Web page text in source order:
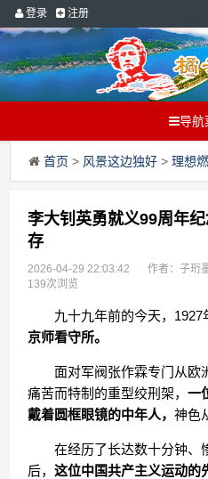
登录 注册
导航
首页 > 风景这边独好 >理想
李大钊英勇就义99周年
存
2026-04-29 22:03:42 作者：子珩
139次浏览
九十九年前的今天，1927
京师看守所。
面对军阀张作霖专门从欧
痛苦而特制的重型绞刑架，一
戴着圆框眼镜的中年人，神色
在经历了长达数十分钟、
后，这位中国共产主义运动的